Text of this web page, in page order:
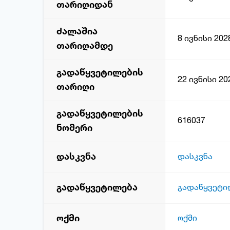
თარიღიდან
ძალაშია
თარიღამდე
8 ივნისი
გადაწყვეტილების
თარიღი
22 ივნისი
გადაწყვეტილების
ნომერი
616037
დასკვნა დასკვნა
გადაწყვეტილება
ოქმი ოქმი